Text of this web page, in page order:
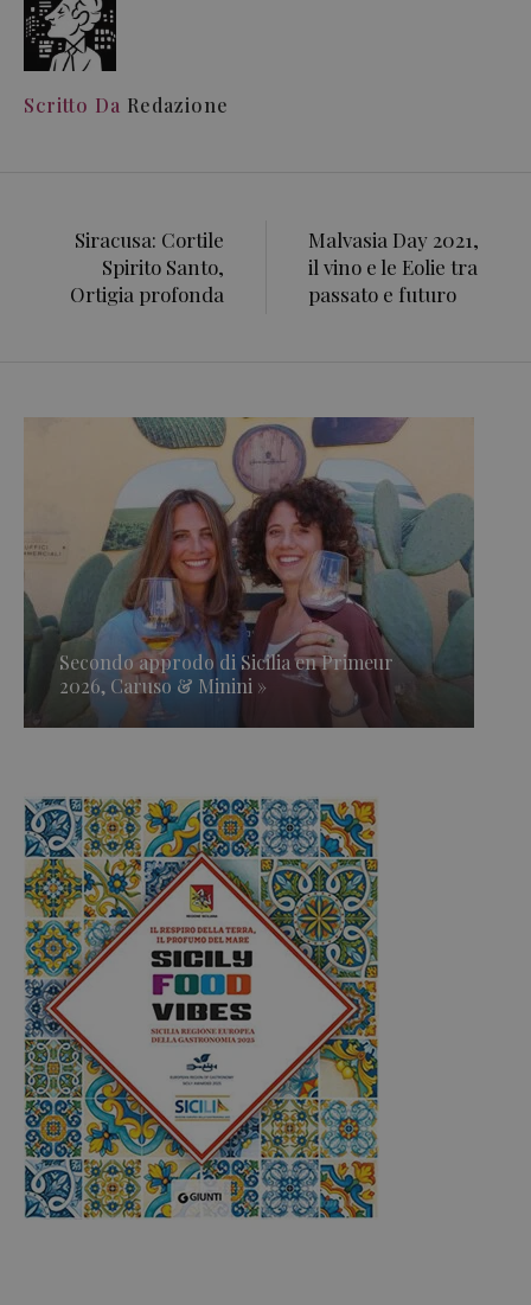
Scritto Da Redazione
Siracusa: Cortile
Spirito Santo,
Ortigia profonda
Malvasia Day 2021,
il vino e le Eolie tra
passato e futuro
Secondo approdo di Sicilia en Primeur
2026, Caruso & Minini »